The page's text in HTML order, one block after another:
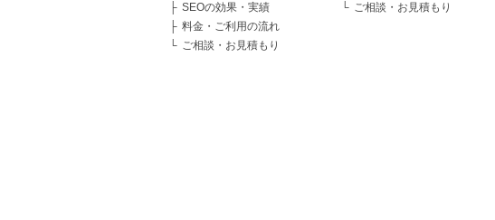
SEOの効果・実績
料金・ご利用の流れ
ご相談・お見積もり
ご相談・お見積もり